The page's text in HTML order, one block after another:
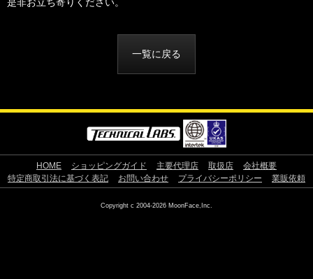
一覧に戻る
HOME ショッピングガイド 主要代理店 取扱店
会社概要
特定商取引法に基づく表記
お問い合わせ プライバシーポリシー 業販依頼
Copyright c 2004-2026 MoonFace,Inc.